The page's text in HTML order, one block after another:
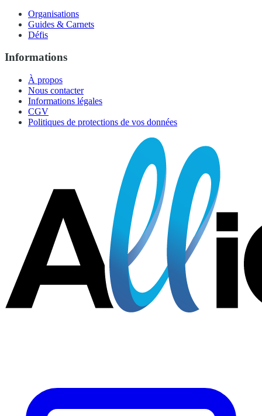
Organisations
Guides & Carnets
Défis
Informations
À propos
Nous contacter
Informations légales
CGV
Politiques de protections de vos données